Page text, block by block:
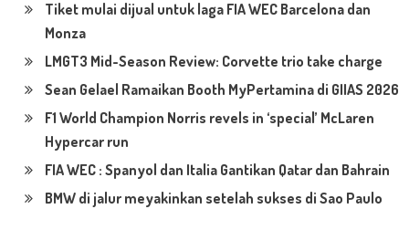
Tiket mulai dijual untuk laga FIA WEC Barcelona dan
Monza
LMGT3 Mid-Season Review: Corvette trio take charge
Sean Gelael Ramaikan Booth MyPertamina di GIIAS 2026
F1 World Champion Norris revels in ‘special’ McLaren
Hypercar run
FIA WEC : Spanyol dan Italia Gantikan Qatar dan Bahrain
BMW di jalur meyakinkan setelah sukses di Sao Paulo